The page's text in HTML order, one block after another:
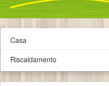
Casa
Riscaldamento